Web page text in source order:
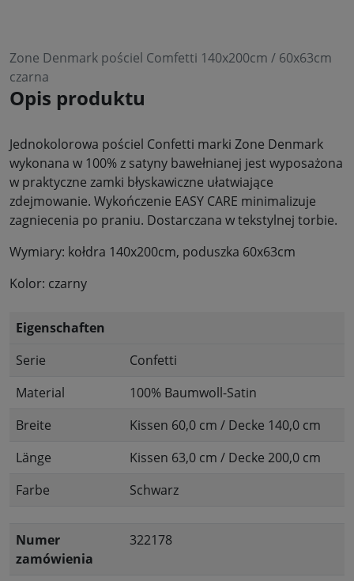
Zone Denmark pościel Comfetti 140x200cm / 60x63cm
czarna
Opis produktu
Jednokolorowa pościel Confetti marki Zone Denmark
wykonana w 100% z satyny bawełnianej jest wyposażona
w praktyczne zamki błyskawiczne ułatwiające
zdejmowanie. Wykończenie EASY CARE minimalizuje
zagniecenia po praniu. Dostarczana w tekstylnej torbie.
Wymiary: kołdra 140x200cm, poduszka 60x63cm
Kolor: czarny
Eigenschaften
Serie
Confetti
Material
100% Baumwoll-Satin
Breite
Kissen 60,0 cm / Decke 140,0 cm
Länge
Kissen 63,0 cm / Decke 200,0 cm
Farbe
Schwarz
Numer
zamówienia
322178